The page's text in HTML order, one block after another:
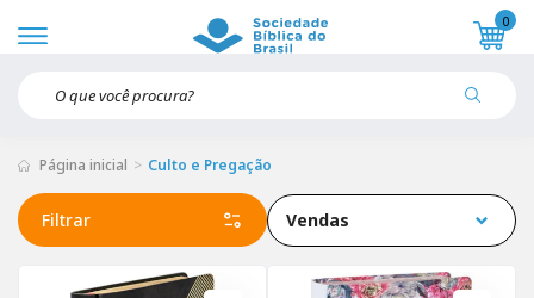
0
Página inicial Culto e Pregação
Filtrar